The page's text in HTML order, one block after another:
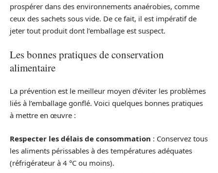
prospérer dans des environnements anaérobies, comme
ceux des sachets sous vide. De ce fait, il est impératif de
jeter tout produit dont l’emballage est suspect.
Les bonnes pratiques de conservation
alimentaire
La prévention est le meilleur moyen d’éviter les problèmes
liés à l’emballage gonflé. Voici quelques bonnes pratiques
à mettre en œuvre :
Respecter les délais de consommation : Conservez tous
les aliments périssables à des températures adéquates
(réfrigérateur à 4 °C ou moins).